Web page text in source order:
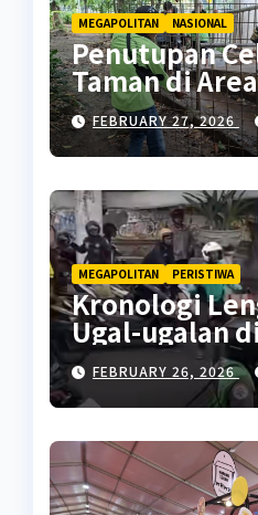
MEGAPOLITAN NASIONAL
Penutupan
Taman di
Cegah
FEBRUARY 27, 2026
MEGAPOLITAN PERISTIWA
Kronologi
Ugal-ugalan
Pusat
FEBRUARY 26, 2026